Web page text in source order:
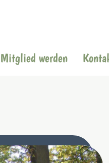
Mitglied werden